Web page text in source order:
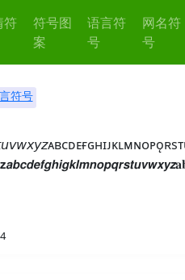
符
符号图
案
语言符
号
网名符
号
符号